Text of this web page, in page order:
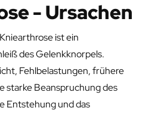
- Ursachen
ist ein
des Gelenkknorpels.
Fehlbelastungen, frühere
starke Beanspruchung des
Entstehung und das